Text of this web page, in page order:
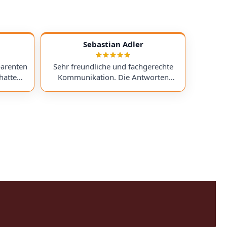
ein
I
Sebastian Adler
Sehr freundliche und fachgerechte
Kommunikation. Die Antworten